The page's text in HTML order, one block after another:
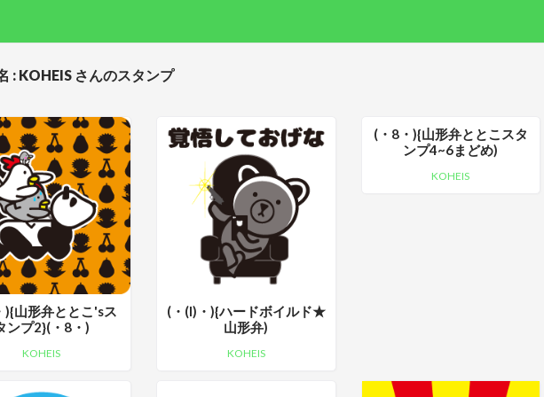
: KOHEIS さんのスタンプ
){山形弁ととこ'sス
ンプ2}(・8・)
KOHEIS
(・(I)・){ハードボイルド★
山形弁)
KOHEIS
(・8・){山形弁ととこスタ
ンプ4~6まどめ)
KOHEIS